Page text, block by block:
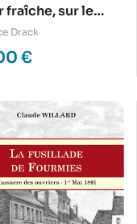
fraîche, sur le
Paname
Drack
€